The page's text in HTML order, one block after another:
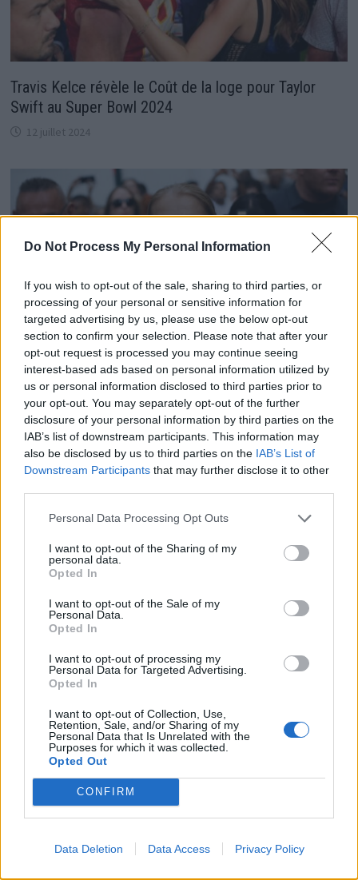
Do Not Process My Personal Information
If you wish to opt-out of the sale, sharing to third parties, or
processing of your personal or sensitive information for
targeted advertising by us, please use the below opt-out
section to confirm your selection. Please note that after your
opt-out request is processed you may continue seeing
interest-based ads based on personal information utilized by
us or personal information disclosed to third parties prior to
your opt-out. You may separately opt-out of the further
disclosure of your personal information by third parties on the
IAB’s list of downstream participants. This information may
also be disclosed by us to third parties on the IAB’s List of
Downstream Participants that may further disclose it to other
Personal Data Processing Opt Outs
I want to opt-out of the Sharing of my
personal data.
Opted In
I want to opt-out of the Sale of my
Personal Data.
Opted In
I want to opt-out of processing my
Personal Data for Targeted Advertising.
Opted In
I want to opt-out of Collection, Use,
Retention, Sale, and/or Sharing of my
Personal Data that Is Unrelated with the
Purposes for which it was collected.
Opted Out
CONFIRM
Data Deletion Data Access Privacy Policy
Travis Kelce révèle le Coût de la loge pour Taylor
Swift au Super Bowl 2024
12 juillet 2024
JO 2024 : Céline Dion est à Paris…
23 juillet 2024
On sait quand sortira le nouveau single de Kendji
12 juillet 2024
Laisser un commentaire
Votre adresse e-mail ne sera pas publiée.
Les champs